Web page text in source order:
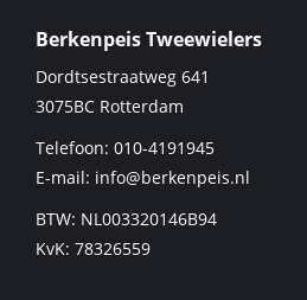
Berkenpeis Tweewielers
Dordtsestraatweg 641
3075BC Rotterdam
Telefoon: 010-4191945
E-mail: info@berkenpeis.nl
BTW: NL003320146B94
KvK: 78326559